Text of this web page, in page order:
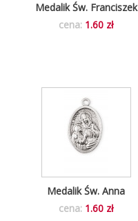
Medalik Św. Franciszek
cena: 1.60 zł
Medalik Św. Anna
cena: 1.60 zł